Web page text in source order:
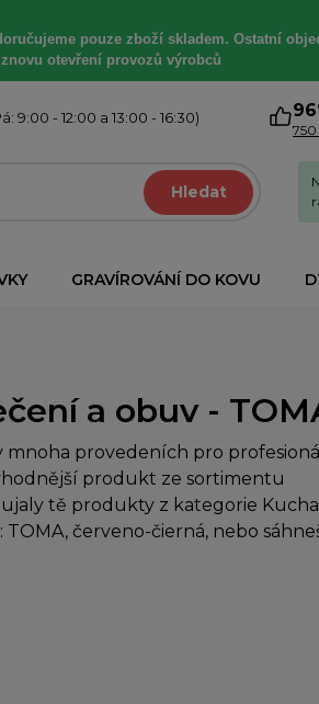
pouze zboží skladem. Ostatní
otevření provozů výrobců
9:00 - 12:00 a 13:00 - 16:30)
750
Hledat
GRAVÍROVÁNÍ DO KOVU
a obuv -
mnoha provedeních pro
produkt ze sortimentu
tě produkty z kategorie
červeno-čierná, nebo